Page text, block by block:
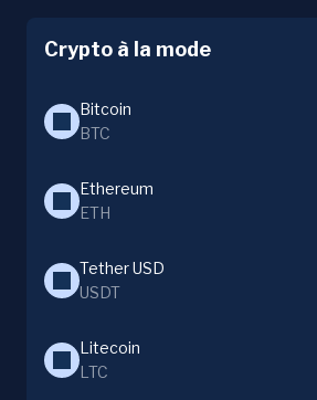
Crypto à la mode
Bitcoin
BTC
Ethereum
ETH
Tether USD
USDT
Litecoin
LTC